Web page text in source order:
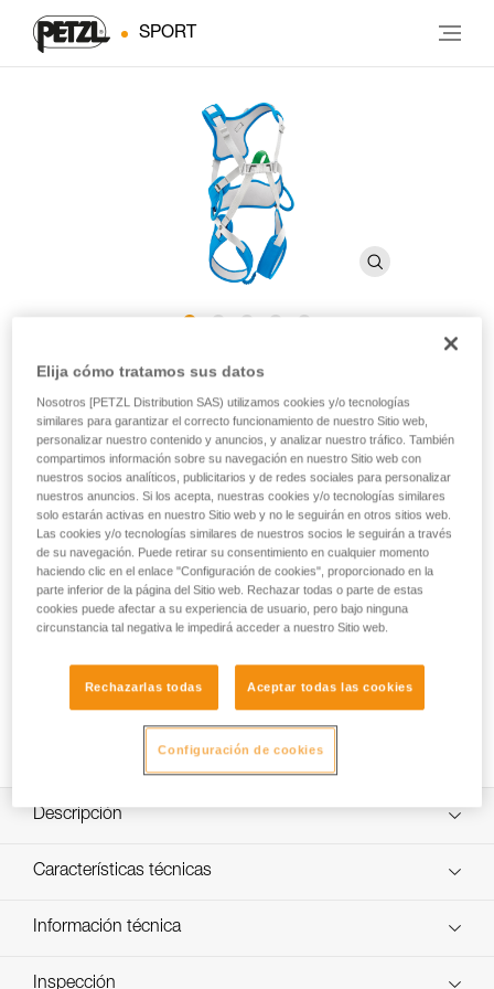
SPORT
OUISTITI®
Arnés completo para escalada para niños
¡Para asegurar los primeros pasos de tus hijos en escalada!
El OUISTITI es un arnés completo fácil de regular y de
ponérselo. No requiere conector para cerrarse y su sistema
de regulación es de difícil acceso para el niño. La estructura
acolchada y el punto de encordamiento delantero hacen
que sea un arnés confortable, incluso en suspensión. Su
punto de enganche dorsal permite conectar el arnés para
descubrir otras actividades específicas.
¿Necesitas ayuda para encontrar arnés?
ENCUENTRA TU ARNÉS
Descripción
Fácil de ponérselo y regularlo:
- Estructura semirrígida y con colores diferentes (interior
colocación.
Características técnicas
Materiales: Cinta de poliéster y espuma de células
Certificaciones: CE EN 12277 type B, UIAA
Información técnica
Inspección
Elija cómo tratamos sus datos
Nosotros [PETZL Distribution SAS) utilizamos cookies y/o tecnologías
similares para garantizar el correcto funcionamiento de nuestro Sitio web,
personalizar nuestro contenido y anuncios, y analizar nuestro tráfico. También
compartimos información sobre su navegación en nuestro Sitio web con
nuestros socios analíticos, publicitarios y de redes sociales para personalizar
nuestros anuncios. Si los acepta, nuestras cookies y/o tecnologías similares
solo estarán activas en nuestro Sitio web y no le seguirán en otros sitios web.
Las cookies y/o tecnologías similares de nuestros socios le seguirán a través
de su navegación. Puede retirar su consentimiento en cualquier momento
haciendo clic en el enlace "Configuración de cookies", proporcionado en la
parte inferior de la página del Sitio web. Rechazar todas o parte de estas
cookies puede afectar a su experiencia de usuario, pero bajo ninguna
circunstancia tal negativa le impedirá acceder a nuestro Sitio web.
Rechazarlas todas Aceptar todas las cookies
Configuración de cookies